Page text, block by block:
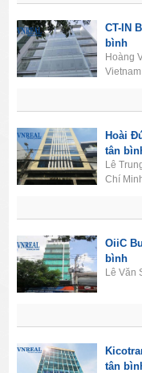
CT-IN
bình
Hoàng
Vietnam
Hoài
tân
Lê
Chí
OiiC
bình
Lê Văn
tân